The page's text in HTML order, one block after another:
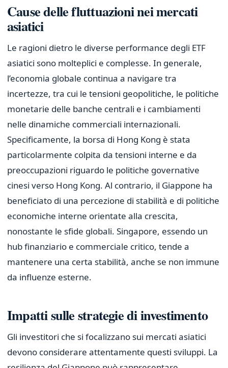
Cause delle fluttuazioni nei mercati
asiatici
Le ragioni dietro le diverse performance degli ETF
asiatici sono molteplici e complesse. In generale,
l’economia globale continua a navigare tra
incertezze, tra cui le tensioni geopolitiche, le politiche
monetarie delle banche centrali e i cambiamenti
nelle dinamiche commerciali internazionali.
Specificamente, la borsa di Hong Kong è stata
particolarmente colpita da tensioni interne e da
preoccupazioni riguardo le politiche governative
cinesi verso Hong Kong. Al contrario, il Giappone ha
beneficiato di una percezione di stabilità e di politiche
economiche interne orientate alla crescita,
nonostante le sfide globali. Singapore, essendo un
hub finanziario e commerciale critico, tende a
mantenere una certa stabilità, anche se non immune
da influenze esterne.
Impatti sulle strategie di investimento
Gli investitori che si focalizzano sui mercati asiatici
devono considerare attentamente questi sviluppi. La